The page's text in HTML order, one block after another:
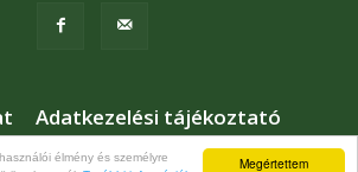
Megértettem
élmény és személyre
Adatkezelési tájékoztató
Karrier Kapcsolat